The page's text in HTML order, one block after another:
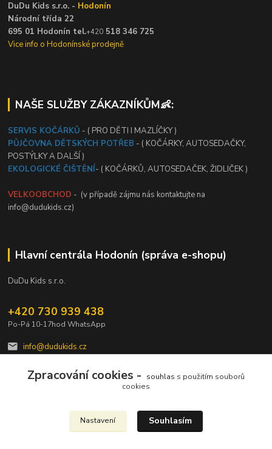
DuDu Kids s.r.o. - Hodonín
Národní třída 22
695 01 Hodonín tel.+420 518 346 725
Vice info o Hodonínské prodejně
NAŠE SLUŽBY ZÁKAZNÍKŮM👶:
SERVIS KOČÁRKŮ - ( PRO DĚTI I MAZLÍČKY )
PŮJČOVNA DĚTSKÝCH POTŘEB - ( KOČÁRKY, AUTOSEDAČKY,
POSTÝLKY A DALŠÍ )
EKOLOGICKÉ ČIŠTĚNÍ- ( KOČÁRKŮ, AUTOSEDAČEK, ŽIDLIČEK )
VELKOOBCHOD - (v případě zájmu nás kontaktujte na
info@dudukids.cz)
Hlavní centrála Hodonín (správa e-shopu)
DuDu Kids s.r.o.
+420 730 939 438
Po-Pá 10-17hod WhatsApp
info@dudukids.cz
Upravit sběr cookies.
Zpracování cookies - souhlas s použitím souborů
cookies
Nastavení Souhlasím